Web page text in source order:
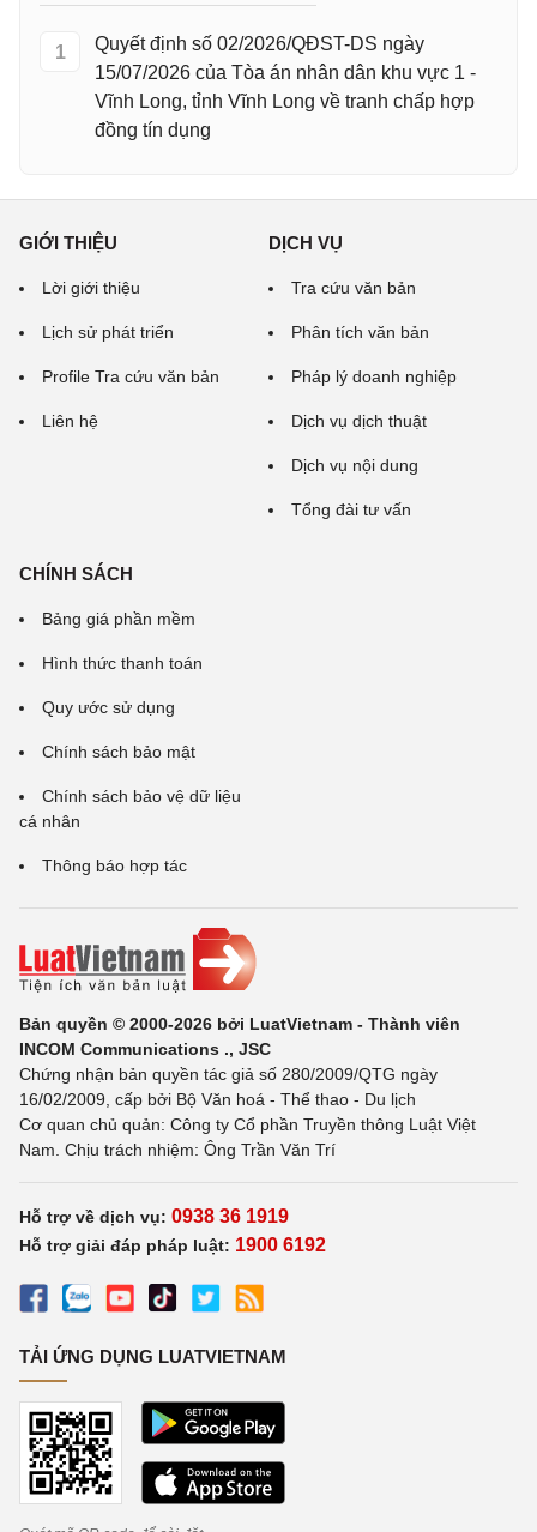
1
Quyết định số 02/2026/QĐST-DS ngày
15/07/2026 của Tòa án nhân dân khu vực 1 -
Vĩnh Long, tỉnh Vĩnh Long về tranh chấp hợp
đồng tín dụng
GIỚI THIỆU
Lời giới thiệu
Lịch sử phát triển
Profile Tra cứu văn bản
Liên hệ
DỊCH VỤ
Tra cứu văn bản
Phân tích văn bản
Pháp lý doanh nghiệp
Dịch vụ dịch thuật
Dịch vụ nội dung
Tổng đài tư vấn
CHÍNH SÁCH
Bảng giá phần mềm
Hình thức thanh toán
Quy ước sử dụng
Chính sách bảo mật
Chính sách bảo vệ dữ liệu
cá nhân
Thông báo hợp tác
Bản quyền © 2000-2026 bởi LuatVietnam - Thành viên
INCOM Communications ., JSC
Chứng nhận bản quyền tác giả số 280/2009/QTG ngày
16/02/2009, cấp bởi Bộ Văn hoá - Thể thao - Du lịch
Cơ quan chủ quản: Công ty Cổ phần Truyền thông Luật Việt
Nam. Chịu trách nhiệm: Ông Trần Văn Trí
Hỗ trợ về dịch vụ: 0938 36 1919
Hỗ trợ giải đáp pháp luật: 1900 6192
TẢI ỨNG DỤNG LUATVIETNAM